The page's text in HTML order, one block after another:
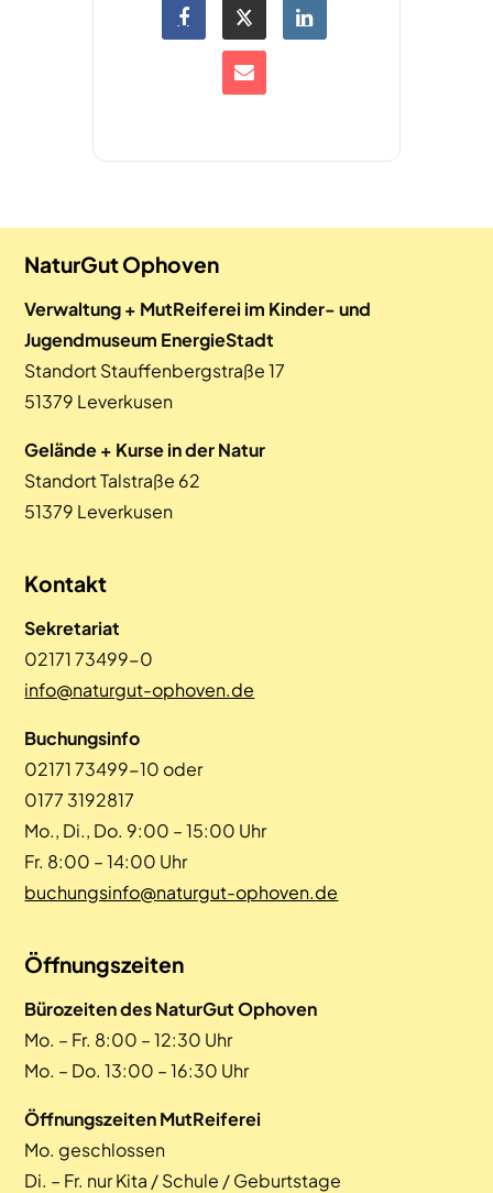
NaturGut Ophoven
Verwaltung + MutReiferei im Kinder- und
Jugendmuseum EnergieStadt
Standort Stauffenbergstraße 17
51379 Leverkusen
Gelände + Kurse in der Natur
Standort Talstraße 62
51379 Leverkusen
Kontakt
Sekretariat
02171 73499-0
info@naturgut-ophoven.de
Buchungsinfo
02171 73499-10 oder
0177 3192817
Mo., Di., Do. 9:00 – 15:00 Uhr
Fr. 8:00 – 14:00 Uhr
buchungsinfo@naturgut-ophoven.de
Öffnungszeiten
Bürozeiten des NaturGut Ophoven
Mo. – Fr. 8:00 – 12:30 Uhr
Mo. – Do. 13:00 – 16:30 Uhr
Öffnungszeiten MutReiferei
Mo. geschlossen
Di. – Fr. nur Kita / Schule / Geburtstage